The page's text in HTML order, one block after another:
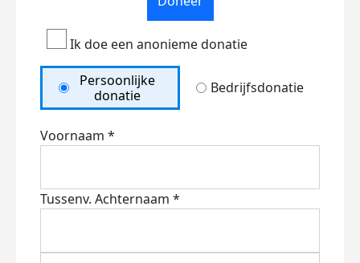
Ik doe een anonieme donatie
Persoonlijke
donatie
Bedrijfsdonatie
Voornaam *
Tussenv. Achternaam *